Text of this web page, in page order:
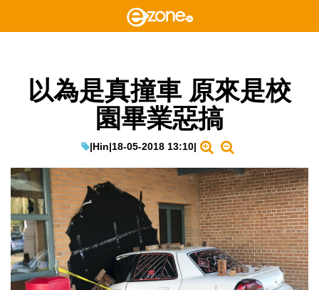
以為是真撞車 原來是校
園畢業惡搞
|Hin|18-05-2018 13:10|